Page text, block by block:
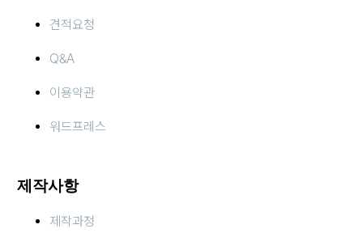
견적요청
Q&A
이용약관
워드프레스
제작사항
제작과정